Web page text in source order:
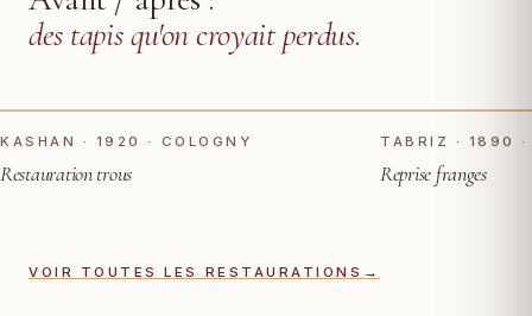
des tapis qu'on croyait perdus.
AVANT
KASHAN · 1920 · COLOGNY
Restauration trous
AVANT
TABRIZ · 1890 ·
Reprise franges
VOIR TOUTES LES RESTAURATIONS →